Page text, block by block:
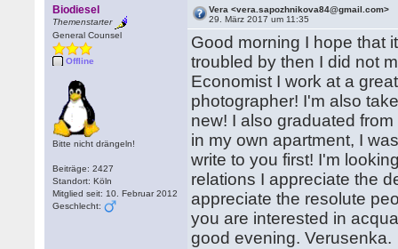
Biodiesel
Themenstarter
General Counsel
Offline
Bitte nicht drängeln!
Beiträge: 2427
Standort: Köln
Mitglied seit: 10. Februar 2012
Geschlecht:
Vera <vera.sapozhnikova84@gmail.com>
29. März 2017 um 11:35
Good morning I hope that
troubled by then I did not
Economist I work at a
photographer! I'm also
new! I also graduated
in my own apartment, I
write to you first! I'm
relations I appreciate the
appreciate the resolute
you are interested in
good evening. Verusenka.